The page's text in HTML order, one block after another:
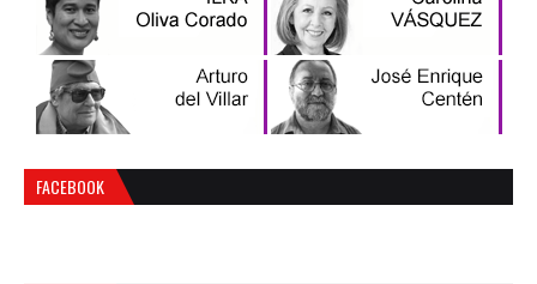
FACEBOOK